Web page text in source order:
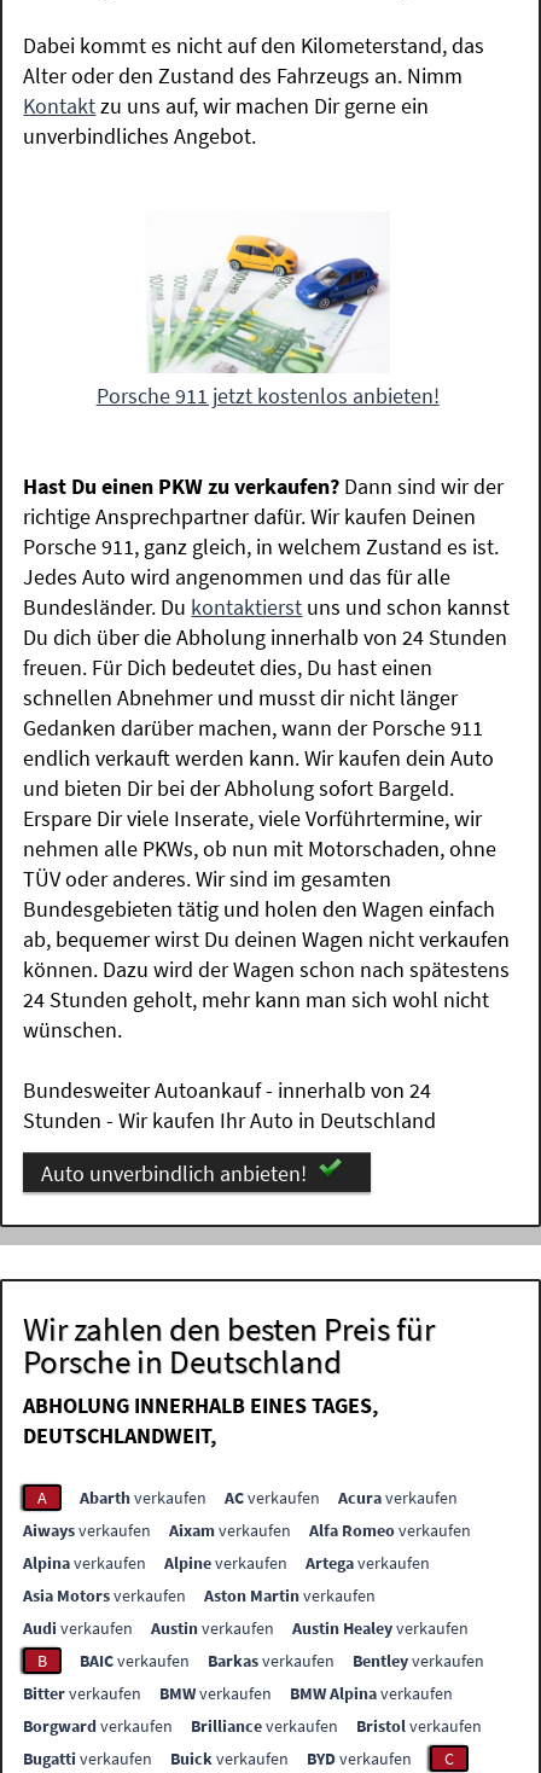
Dabei kommt es nicht auf den Kilometerstand, das
Alter oder den Zustand des Fahrzeugs an. Nimm
Kontaktzu uns auf, wir machen Dir gerne ein
unverbindliches Angebot.
Porsche 911 jetzt kostenlos anbieten!
Hast Du einen PKW zu verkaufen? Dann sind wir der
richtige Ansprechpartner dafür. Wir kaufen Deinen
Porsche 911, ganz gleich, in welchem Zustand es ist.
Jedes Auto wird angenommen und das für alle
Bundesländer. Du kontaktierst uns und schon kannst
Du dich über die Abholung innerhalb von 24 Stunden
freuen. Für Dich bedeutet dies, Du hast einen
schnellen Abnehmer und musst dir nicht länger
Gedanken darüber machen, wann der Porsche 911
endlich verkauft werden kann. Wir kaufen dein Auto
und bieten Dir bei der Abholung sofort Bargeld.
Erspare Dir viele Inserate, viele Vorführtermine, wir
nehmen alle PKWs, ob nun mit Motorschaden, ohne
TÜV oder anderes. Wir sind im gesamten
Bundesgebieten tätig und holen den Wagen einfach
ab, bequemer wirst Du deinen Wagen nicht verkaufen
können. Dazu wird der Wagen schon nach spätestens
24 Stunden geholt, mehr kann man sich wohl nicht
wünschen.
Bundesweiter Autoankauf - innerhalb von 24
Stunden - Wir kaufen Ihr Auto in Deutschland
Auto unverbindlich anbieten!
Wir zahlen den besten Preis für
Porsche in Deutschland
ABHOLUNG INNERHALB EINES TAGES,
DEUTSCHLANDWEIT,
A Abarthverkaufen ACverkaufen Acuraverkaufen
Aiwaysverkaufen Aixamverkaufen Alfa Romeoverkaufen
Alpinaverkaufen Alpineverkaufen Artegaverkaufen
Asia Motorsverkaufen Aston Martinverkaufen
Audi verkaufen Austinverkaufen Austin Healeyverkaufen
B
BAICverkaufen Barkasverkaufen Bentleyverkaufen
Bitterverkaufen BMWverkaufen BMW Alpinaverkaufen
Borgwardverkaufen Brillianceverkaufen Bristolverkaufen
Bugatti verkaufen Buickverkaufen BYDverkaufen C